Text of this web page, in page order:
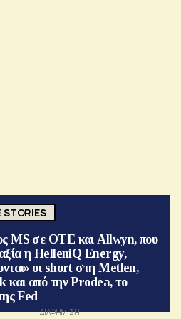
STORIES
MS σε ΟΤΕ και Allwyn, που
η HelleniQ Energy,
οι short στη Metlen,
και από την Prodea, το
Fed